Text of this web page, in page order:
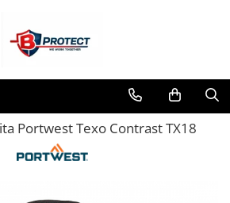
Portwest Texo Contrast TX18